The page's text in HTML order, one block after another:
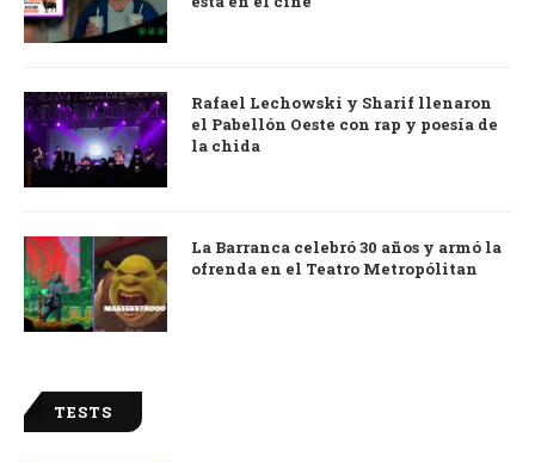
Rafael Lechowski y Sharif llenaron
el Pabellón Oeste con rap y poesía de
la chida
La Barranca celebró 30 años y armó la
ofrenda en el Teatro Metropólitan
TESTS